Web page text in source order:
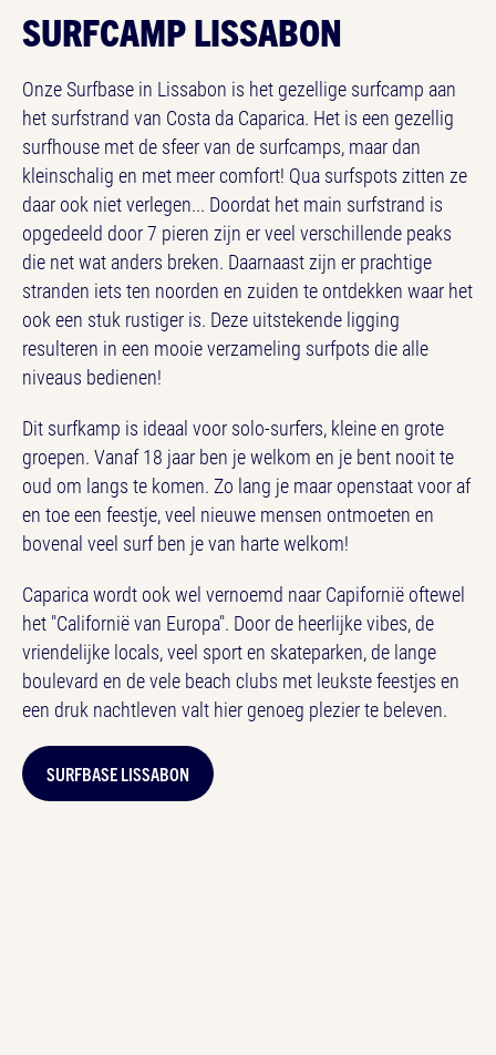
SURFCAMP LISSABON
Onze Surfbase in Lissabon is het gezellige surfcamp aan
het surfstrand van Costa da Caparica. Het is een gezellig
surfhouse met de sfeer van de surfcamps, maar dan
kleinschalig en met meer comfort! Qua surfspots zitten ze
daar ook niet verlegen... Doordat het main surfstrand is
opgedeeld door 7 pieren zijn er veel verschillende peaks
die net wat anders breken. Daarnaast zijn er prachtige
stranden iets ten noorden en zuiden te ontdekken waar het
ook een stuk rustiger is. Deze uitstekende ligging
resulteren in een mooie verzameling surfpots die alle
niveaus bedienen!
Dit surfkamp is ideaal voor solo-surfers, kleine en grote
groepen. Vanaf 18 jaar ben je welkom en je bent nooit te
oud om langs te komen. Zo lang je maar openstaat voor af
en toe een feestje, veel nieuwe mensen ontmoeten en
bovenal veel surf ben je van harte welkom!
Caparica wordt ook wel vernoemd naar Capifornië oftewel
het "Californië van Europa". Door de heerlijke vibes, de
vriendelijke locals, veel sport en skateparken, de lange
boulevard en de vele beach clubs met leukste feestjes en
een druk nachtleven valt hier genoeg plezier te beleven.
SURFBASE LISSABON